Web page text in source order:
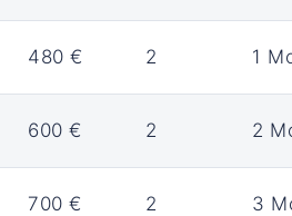
480 € 2 1
600 € 2 2
700 € 2 3